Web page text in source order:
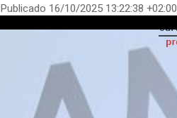
Publicado 16/10/2025 13:22:38 +02:00